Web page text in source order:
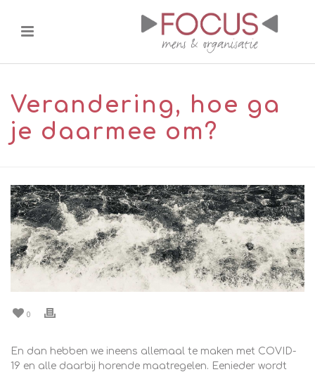
Verandering, hoe ga
je daarmee om?
0
En dan hebben we ineens allemaal te maken met COVID-
19 en alle daarbij horende maatregelen. Eenieder wordt